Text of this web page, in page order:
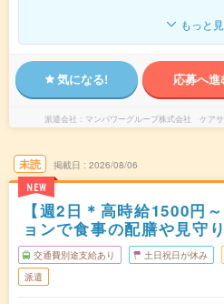
もっと
気になる! 応募へ進
派遣会社 マンパワーグループ株式会社 ケア
未読
NEW
掲載日 2026/08/06
【週2日＊高時給1500円
ョンで食事の配膳や見守
交通費別途支給あり 土日祝日が休み
派遣